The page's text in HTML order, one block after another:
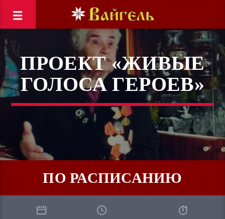
ПРОЕКТ «ЖИВЫЕ
ГОЛОСА ГЕРОЕВ»
ПО РАСПИСАНИЮ